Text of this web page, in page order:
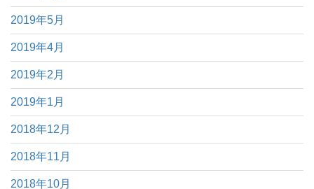
2019年5月
2019年4月
2019年2月
2019年1月
2018年12月
2018年11月
2018年10月